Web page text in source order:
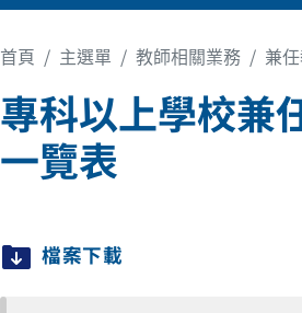
首頁 主選單 教師相關業務 兼
專科以上學校兼
一覽表
檔案下載